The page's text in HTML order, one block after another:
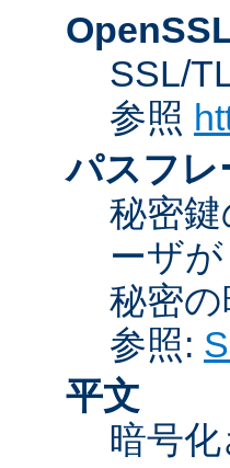
SSL/
参照
パスフレ
秘密
ーザ
秘密
参照:
平文
暗号